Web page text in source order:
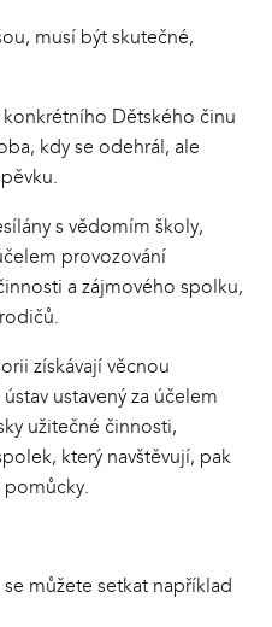
musí být skutečné,
konkrétního Dětského činu
kdy se odehrál, ale
s vědomím školy,
provozování
a zájmového spolku,
získávají věcnou
ustavený za účelem
užitečné činnosti,
který navštěvují, pak
pomůcky.
můžete setkat například